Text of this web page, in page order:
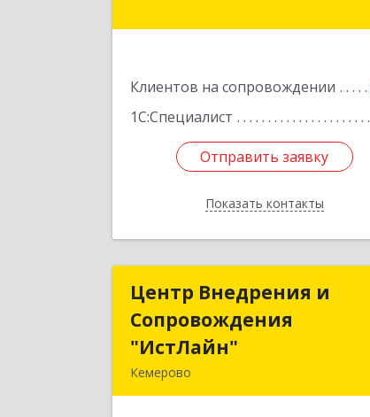
Клиентов на сопровождении
1С:Специалист
Отправить заявку
Показать контакты
Отправить заявку
Назад
Центр Внедрения и
Сопровождения
"ИстЛайн"
Кемерово
Центр